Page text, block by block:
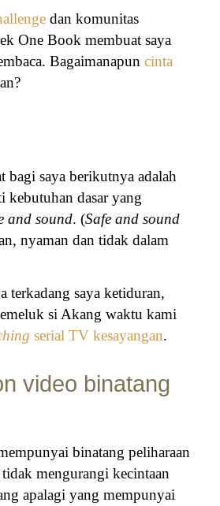
dan komunitas
One Book membuat saya
Bagaimanapun cinta
bagi saya berikutnya adalah
kebutuhan dasar yang
and sound. (Safe and sound
nyaman dan tidak dalam
terkadang saya ketiduran,
si Akang waktu kami
serial TV kesayangan.
video binatang
binatang peliharaan
mengurangi kecintaan
apalagi yang mempunyai